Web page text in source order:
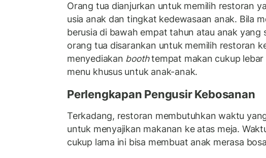
Orang tua dianjurkan untuk memilih restoran
usia anak dan tingkat kedewasaan anak. Bila
berusia di bawah empat tahun atau anak yang
orang tua disarankan untuk memilih restoran
menyediakan boothtempat makan cukup lebar
menu khusus untuk anak-anak.
Perlengkapan Pengusir Kebosanan
Terkadang, restoran membutuhkan waktu
untuk menyajikan makanan ke atas meja.
cukup lama ini bisa membuat anak merasa